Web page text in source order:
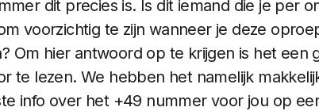
dit precies is. Is dit iemand die je per
voorzichtig te zijn wanneer je deze
Om hier antwoord op te krijgen is het een
te lezen. We hebben het namelijk
info over het +49 nummer voor jou op